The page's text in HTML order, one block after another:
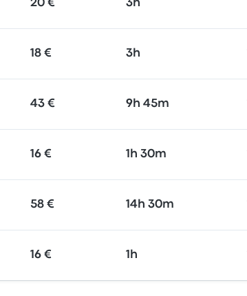
20 € 3h
18 € 3h
43 € 9h 45m
16 € 1h 30m
58 € 14h 30m
16 € 1h